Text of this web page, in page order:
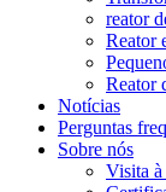
reator
Reator
Reator
Notícias
Perguntas
Sobre nós
Visita